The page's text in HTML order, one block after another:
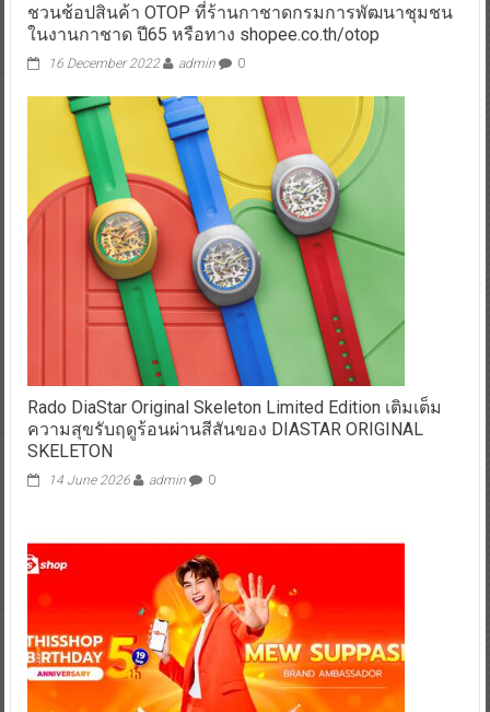
ชวนช้อปสินค้า OTOP ที่ร้านกาชาดกรมการพัฒนาชุมชน
ในงานกาชาด ปี65 หรือทาง shopee.co.th/otop
16 December 2022 admin 0
Rado DiaStar Original Skeleton Limited Edition เติมเต็ม
ความสุขรับฤดูร้อนผ่านสีสันของ DIASTAR ORIGINAL
SKELETON
14 June 2026 admin 0